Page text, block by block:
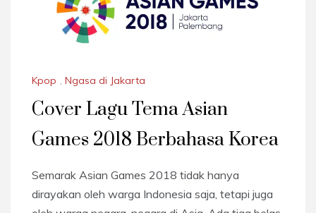
Kpop , Ngasa di Jakarta
Cover Lagu Tema Asian
Games 2018 Berbahasa Korea
Semarak Asian Games 2018 tidak hanya
dirayakan oleh warga Indonesia saja, tetapi juga